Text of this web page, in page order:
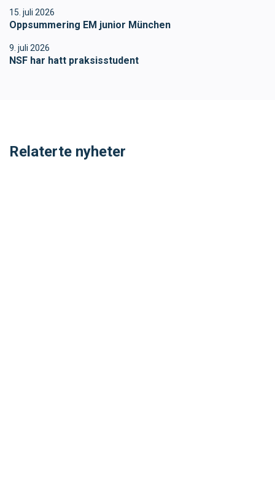
Skolesvømming
Svømmeanlegg
15. juli 2026
Oppsummering EM junior München
9. juli 2026
NSF har hatt praksisstudent
Relaterte nyheter